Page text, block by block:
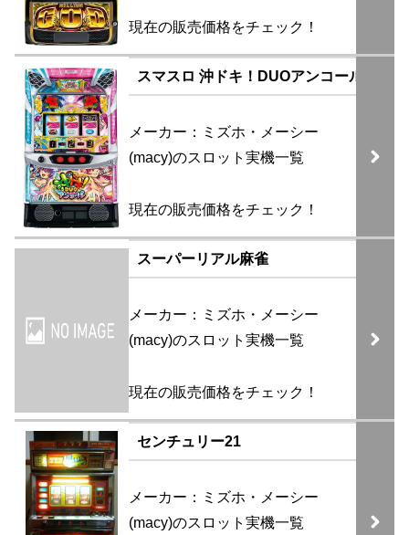
現在の販売価格をチェック！
スマスロ 沖ドキ！DUOアンコール
メーカー：ミズホ・メーシー
(macy)のスロット実機一覧
現在の販売価格をチェック！
スーパーリアル麻雀
メーカー：ミズホ・メーシー
(macy)のスロット実機一覧
現在の販売価格をチェック！
センチュリー21
メーカー：ミズホ・メーシー
(macy)のスロット実機一覧